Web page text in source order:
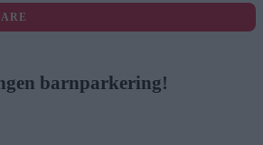
barnparkering!